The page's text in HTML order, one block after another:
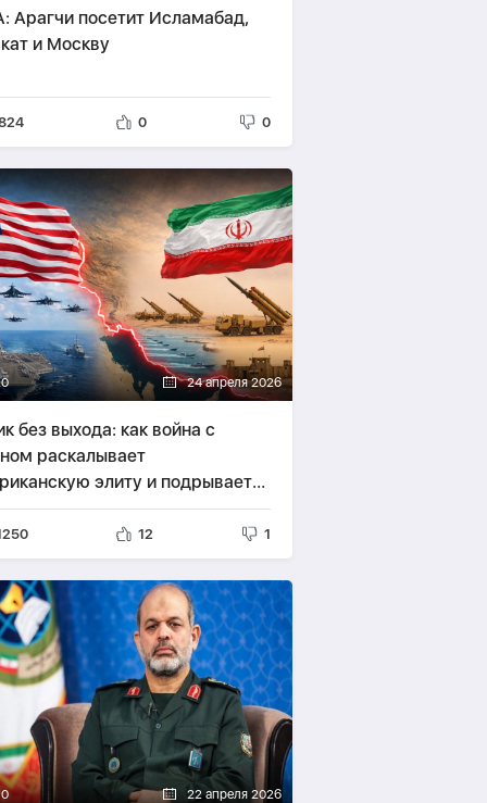
Арагчи посетит Исламабад,
и Москву
0 0
24 апреля 2026
без выхода: как война с
раскалывает
элиту и подрывает
-ВЗГЛЯД
12 1
22 апреля 2026